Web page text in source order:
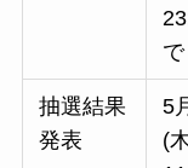
で
抽選結果
発表
5
(